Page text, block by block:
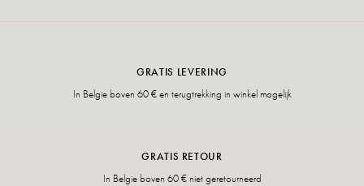
GRATIS LEVERING
In Belgie boven 60 € en terugtrekking in winkel mogelijk
GRATIS RETOUR
In Belgie boven 60 € niet geretourneerd